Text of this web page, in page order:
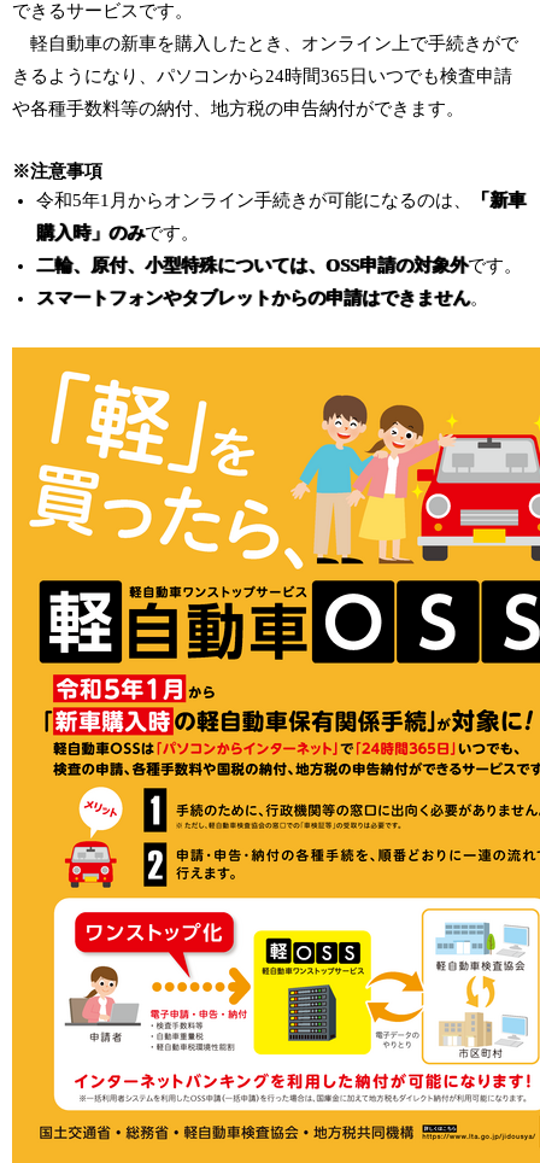
できるサービスです。
軽自動車の新車を購入したとき、オンライン上で手続きがで
きるようになり、パソコンから24時間365日いつでも検査申請
や各種手数料等の納付、地方税の申告納付ができます。
※注意事項
令和5年1月からオンライン手続きが可能になるのは、
「新車
購入時」のみです。
二輪、原付、小型特殊については、OSS申請の対象外です。
スマートフォンやタブレットからの申請はできません。